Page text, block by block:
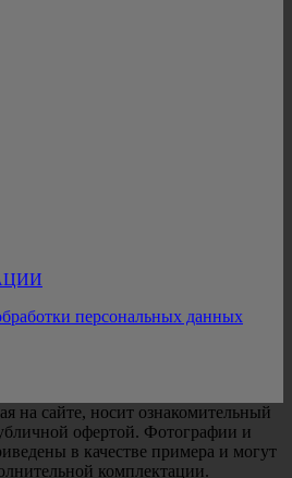
персональных данных
на сайте, носит ознакомительный
офертой. Фотографии и
в качестве примера и могут
комплектации.